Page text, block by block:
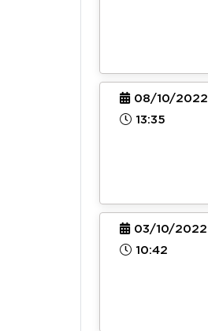
08/10/2022
13:35
03/10/2022
10:42